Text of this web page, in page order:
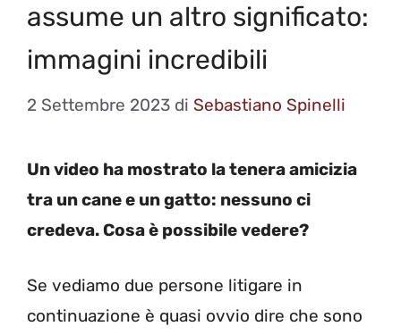
assume un altro significato:
immagini incredibili
2 Settembre 2023 di Sebastiano Spinelli
Un video ha mostrato la tenera amicizia
tra un cane e un gatto: nessuno ci
credeva. Cosa è possibile vedere?
Se vediamo due persone litigare in
continuazione è quasi ovvio dire che sono